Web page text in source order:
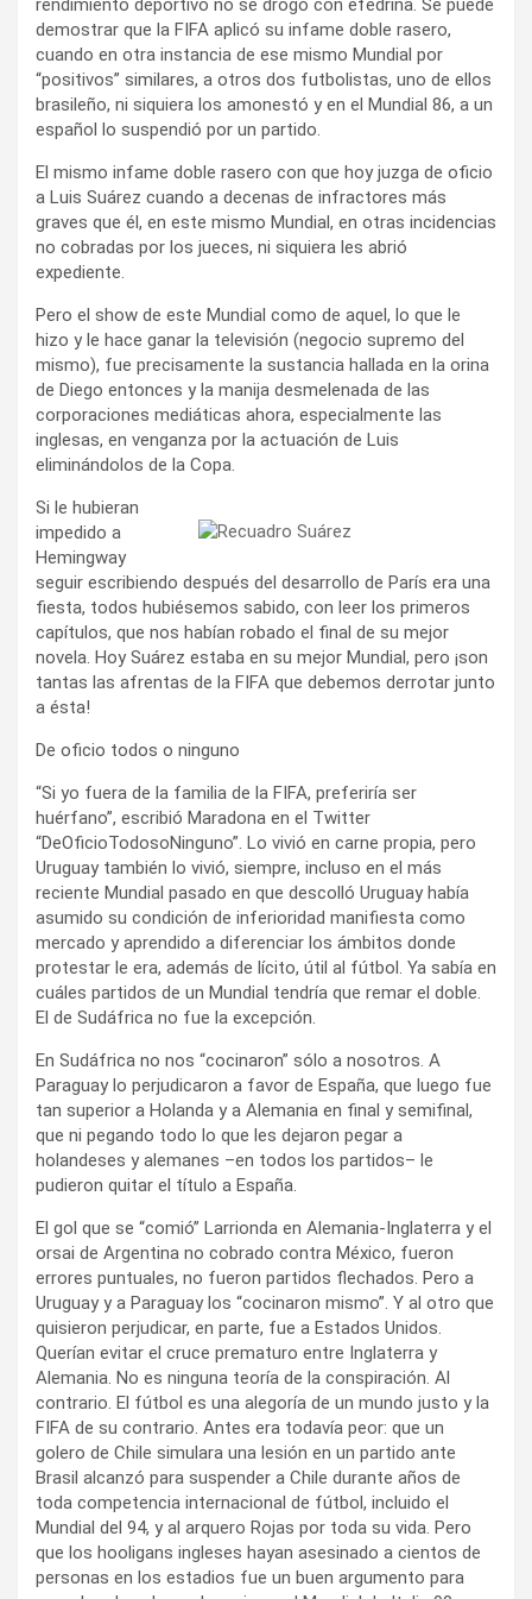
rendimiento deportivo no se drogó con efedrina. Se puede
demostrar que la FIFA aplicó su infame doble rasero,
cuando en otra instancia de ese mismo Mundial por
“positivos” similares, a otros dos futbolistas, uno de ellos
brasileño, ni siquiera los amonestó y en el Mundial 86, a un
español lo suspendió por un partido.
El mismo infame doble rasero con que hoy juzga de oficio
a Luis Suárez cuando a decenas de infractores más
graves que él, en este mismo Mundial, en otras incidencias
no cobradas por los jueces, ni siquiera les abrió
expediente.
Pero el show de este Mundial como de aquel, lo que le
hizo y le hace ganar la televisión (negocio supremo del
mismo), fue precisamente la sustancia hallada en la orina
de Diego entonces y la manija desmelenada de las
corporaciones mediáticas ahora, especialmente las
inglesas, en venganza por la actuación de Luis
eliminándolos de la Copa.
Si le hubieran
impedido a
Hemingway
seguir escribiendo después del desarrollo de París era una
fiesta, todos hubiésemos sabido, con leer los primeros
capítulos, que nos habían robado el final de su mejor
novela. Hoy Suárez estaba en su mejor Mundial, pero ¡son
tantas las afrentas de la FIFA que debemos derrotar junto
a ésta!
De oficio todos o ninguno
“Si yo fuera de la familia de la FIFA, preferiría ser
huérfano”, escribió Maradona en el Twitter
“DeOficioTodosoNinguno”. Lo vivió en carne propia, pero
Uruguay también lo vivió, siempre, incluso en el más
reciente Mundial pasado en que descolló Uruguay había
asumido su condición de inferioridad manifiesta como
mercado y aprendido a diferenciar los ámbitos donde
protestar le era, además de lícito, útil al fútbol. Ya sabía en
cuáles partidos de un Mundial tendría que remar el doble.
El de Sudáfrica no fue la excepción.
En Sudáfrica no nos “cocinaron” sólo a nosotros. A
Paraguay lo perjudicaron a favor de España, que luego fue
tan superior a Holanda y a Alemania en final y semifinal,
que ni pegando todo lo que les dejaron pegar a
holandeses y alemanes –en todos los partidos– le
pudieron quitar el título a España.
El gol que se “comió” Larrionda en Alemania-Inglaterra y el
orsai de Argentina no cobrado contra México, fueron
errores puntuales, no fueron partidos flechados. Pero a
Uruguay y a Paraguay los “cocinaron mismo”. Y al otro que
quisieron perjudicar, en parte, fue a Estados Unidos.
Querían evitar el cruce prematuro entre Inglaterra y
Alemania. No es ninguna teoría de la conspiración. Al
contrario. El fútbol es una alegoría de un mundo justo y la
FIFA de su contrario. Antes era todavía peor: que un
golero de Chile simulara una lesión en un partido ante
Brasil alcanzó para suspender a Chile durante años de
toda competencia internacional de fútbol, incluido el
Mundial del 94, y al arquero Rojas por toda su vida. Pero
que los hooligans ingleses hayan asesinado a cientos de
personas en los estadios fue un buen argumento para